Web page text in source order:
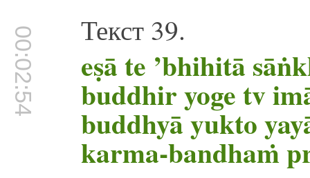
00:02:54 Текст 39.
eṣā te ’bhihitā
buddhir yoge tv
buddhyā yukto
karma-bandhaṁ